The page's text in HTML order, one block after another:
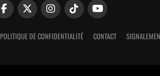
POLITIQUE DE CONFIDENTIALITÉ CONTACT